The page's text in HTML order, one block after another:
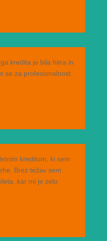
kredita je bila hitra in
se za profesionalnost
kreditom, ki sem
Brez težav sem
kar mi je zelo